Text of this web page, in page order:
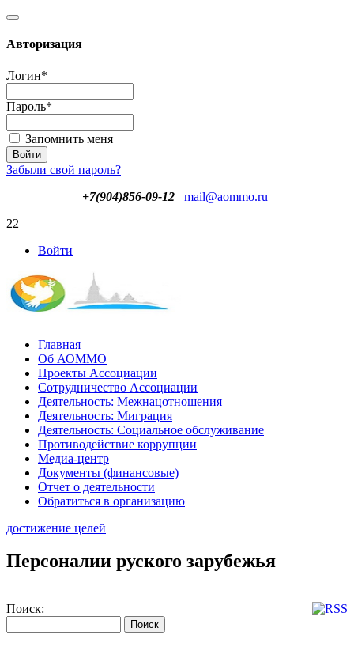
Авторизация
Логин*
Пароль*
Запомнить меня
Забыли свой пароль?
+7(904)856-09-12
mail@aommo.ru
22
Войти
Главная
Об АОММО
Проекты Ассоциации
Сотрудничество Ассоциации
Деятельность: Межнацотношения
Деятельность: Миграция
Деятельность: Социальное обслуживание
Противодействие коррупции
Медиа-центр
Документы (финансовые)
Отчет о деятельности
Обратиться в организацию
достижение целей
Персоналии руского зарубежья
Поиск: